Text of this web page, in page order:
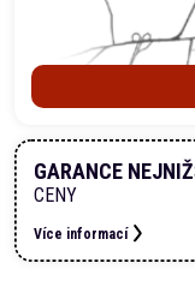
GARANCE
CENY
Více informací